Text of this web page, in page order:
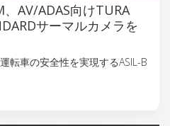
、AV/ADAS向けTURA
サーマルカメラを
転車の安全性を実現するASIL-B